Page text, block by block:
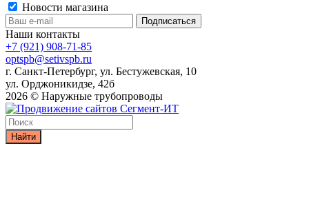
Новости магазина
Наши контакты
+7 (921) 908-71-85
optspb@setivspb.ru
г. Санкт-Петербург, ул. Бестужевская, 10
ул. Орджоникидзе, 42б
2026 © Наружные трубопроводы
Найти